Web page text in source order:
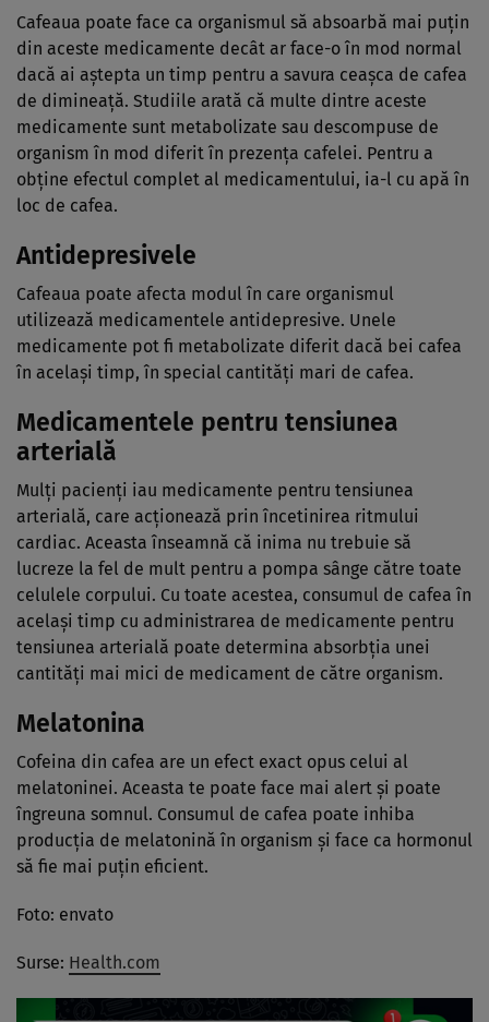
Cafeaua poate face ca organismul să absoarbă mai puțin
din aceste medicamente decât ar face-o în mod normal
dacă ai aștepta un timp pentru a savura ceașca de cafea
de dimineață. Studiile arată că multe dintre aceste
medicamente sunt metabolizate sau descompuse de
organism în mod diferit în prezența cafelei. Pentru a
obține efectul complet al medicamentului, ia-l cu apă în
loc de cafea.
Antidepresivele
Cafeaua poate afecta modul în care organismul
utilizează medicamentele antidepresive. Unele
medicamente pot fi metabolizate diferit dacă bei cafea
în același timp, în special cantități mari de cafea.
Medicamentele pentru tensiunea
arterială
Mulți pacienți iau medicamente pentru tensiunea
arterială, care acționează prin încetinirea ritmului
cardiac. Aceasta înseamnă că inima nu trebuie să
lucreze la fel de mult pentru a pompa sânge către toate
celulele corpului. Cu toate acestea, consumul de cafea în
același timp cu administrarea de medicamente pentru
tensiunea arterială poate determina absorbția unei
cantități mai mici de medicament de către organism.
Melatonina
Cofeina din cafea are un efect exact opus celui al
melatoninei. Aceasta te poate face mai alert și poate
îngreuna somnul. Consumul de cafea poate inhiba
producția de melatonină în organism și face ca hormonul
să fie mai puțin eficient.
Foto: envato
Surse: Health.com